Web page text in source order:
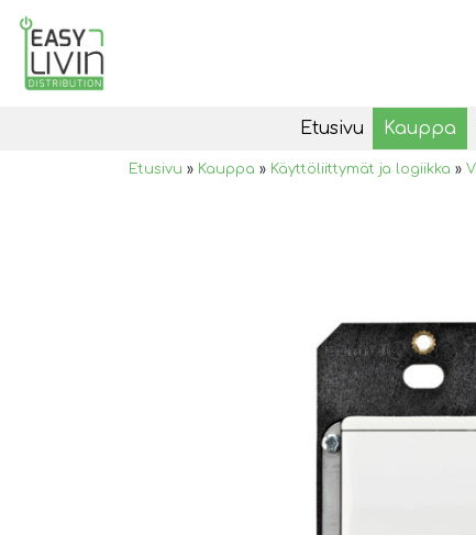
Etusivu Kauppa
Etusivu » Kauppa » Käyttöliittymät ja logiikka »